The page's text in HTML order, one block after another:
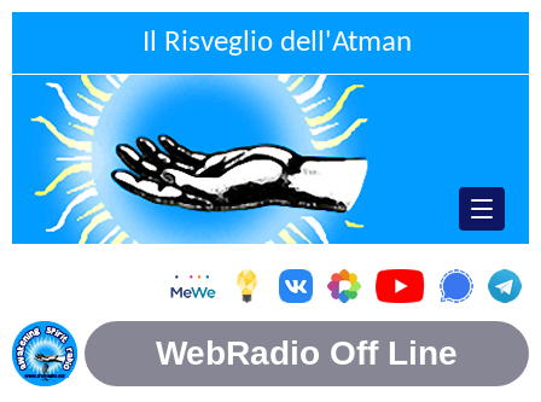
Il Risveglio dell'Atman